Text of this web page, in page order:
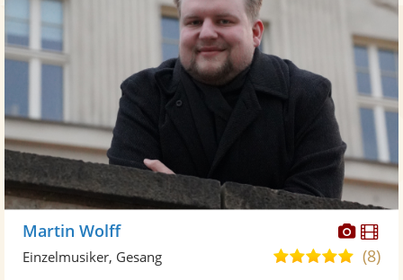
Martin Wolff
5,0(8)
Einzelmusiker, Gesang